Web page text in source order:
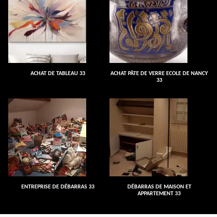
ACHAT DE TABLEAU 33
ACHAT PÂTE DE VERRE ECOLE DE NANCY
33
ENTREPRISE DE DÉBARRAS 33
DÉBARRAS DE MAISON ET
APPARTEMENT 33